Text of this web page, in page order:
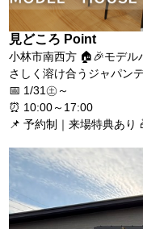
見どころ Point
小林市南西方 🏠🎉モデル
さしく溶け合うジャパン
📅 1/31㊏～
⏰ 10:00～17:00
📌 予約制｜来場特典あり